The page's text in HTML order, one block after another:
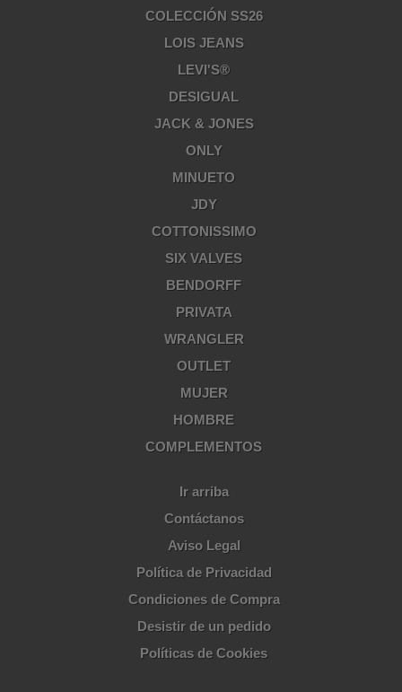
COLECCIÓN SS26
LOIS JEANS
LEVI'S®
DESIGUAL
JACK & JONES
ONLY
MINUETO
JDY
COTTONISSIMO
SIX VALVES
BENDORFF
PRIVATA
WRANGLER
OUTLET
MUJER
HOMBRE
COMPLEMENTOS
Ir arriba
Contáctanos
Aviso Legal
Política de Privacidad
Condiciones de Compra
Desistir de un pedido
Políticas de Cookies